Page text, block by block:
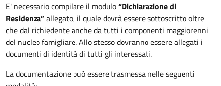
E' necessario compilare il modulo“Dichiarazione di
Residenza”allegato, il quale dovrà essere sottoscritto oltre
che dal richiedente anche da tutti i componenti maggiorenni
del nucleo famigliare.Allo stesso dovranno essere allegati i
documenti di identità di tutti gli interessati.
La documentazione può essere trasmessa nelle seguenti